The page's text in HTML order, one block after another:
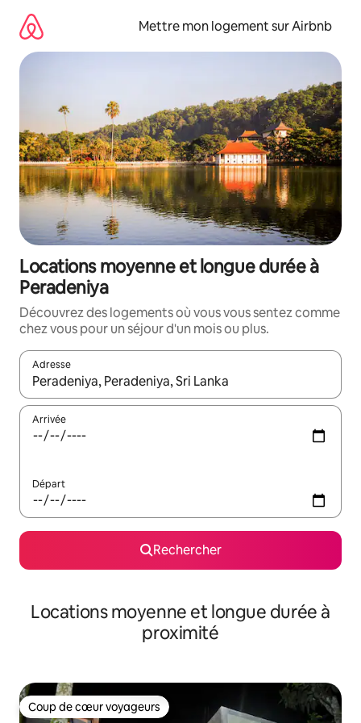
directement
contenu
Mettre mon logement sur Airbnb
Locations moyenne et longue durée à
Peradeniya
Découvrez des logements où vous vous sentez comme
chez vous pour un séjour d'un mois ou plus.
Adresse
Lorsque les résultats s'affichent, utilisez les flèches vers le
Arrivée
Départ
Rechercher
Locations moyenne et longue durée à
proximité
Coup de cœur voyageurs
Coup de cœur voyageurs